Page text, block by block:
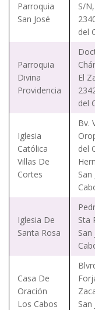
Parroquia
San José
S/
del
Parroquia
Divina
Providencia
El
del
Iglesia
Católica
Villas De
Cortes
Bv.
del
San
Iglesia De
Santa Rosa
Sta
San
Casa De
Oración
Los Cabos
San